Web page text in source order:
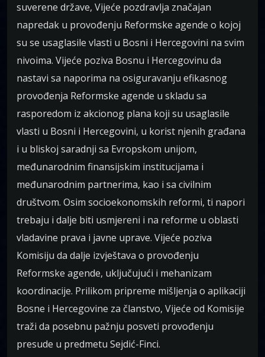
suverene države, Vijeće pozdravlja značajan
napredak u provođenju Reformske agende o kojoj
su se usaglasile vlasti u Bosni i Hercegovini na svim
nivoima. Vijeće poziva Bosnu i Hercegovinu da
nastavi sa naporima na osiguravanju efikasnog
provođenja Reformske agende u skladu sa
rasporedom iz akcionog plana koji su usaglasile
vlasti u Bosni i Hercegovini, u korist njenih građana
i u bliskoj saradnji sa Evropskom unijom,
međunarodnim finansijskim institucijama i
međunarodnim partnerima, kao i sa civilnim
društvom. Osim socioekonomskih reformi, ti napori
trebaju i dalje biti usmjereni i na reforme u oblasti
vladavine prava i javne uprave. Vijeće poziva
Komisiju da dalje izvještava o provođenju
Reformske agende, uključujući i mehanizam
koordinacije. Prilikom pripreme mišljenja o aplikaciji
Bosne i Hercegovine za članstvo, Vijeće od Komisije
traži da posebnu pažnju posveti provođenju
presude u predmetu Sejdić-Finci.